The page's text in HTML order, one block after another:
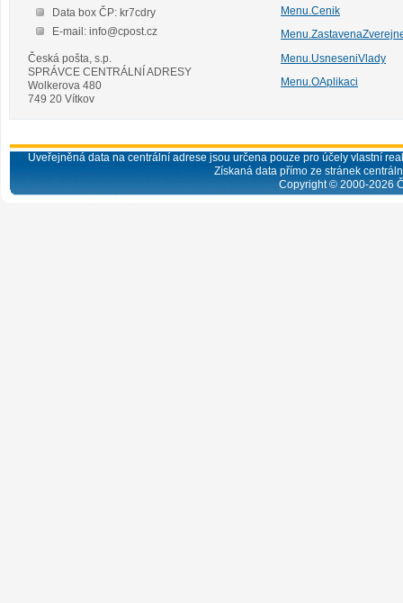
Data box ČP: kr7cdry
E-mail: info@cpost.cz
Česká pošta, s.p.
SPRÁVCE CENTRÁLNÍ ADRESY
Wolkerova 480
749 20 Vítkov
Menu.Cenik
Menu.UsneseniVlady
Menu.OAplikaci
Uveřejněná data na centrální adrese jsou určena pouze pro účely vlastní
Získaná data přímo ze stránek
Copyright © 2000-2026